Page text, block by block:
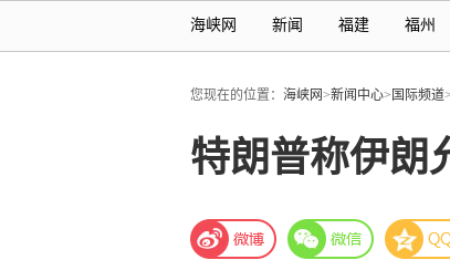
海峡网 新闻 福建 福州
您现在的位置： 海峡网>新闻中心> 国际频道>
特朗普称伊朗